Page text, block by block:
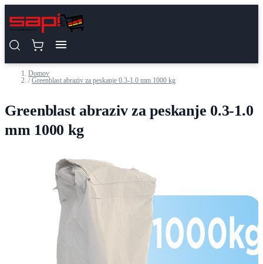
Domov
/ Greenblast abraziv za peskanje 0.3-1.0 mm 1000 kg
Greenblast abraziv za peskanje 0.3-1.0
mm 1000 kg